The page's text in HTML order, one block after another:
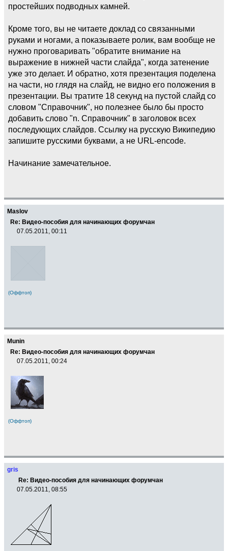
простейших подводных камней.
Кроме того, вы не читаете доклад со связанными
руками и ногами, а показываете ролик, вам вообще не
нужно проговаривать "обратите внимание на
выражение в нижней части слайда", когда затенение
уже это делает. И обратно, хотя презентация поделена
на части, но глядя на слайд, не видно его положения в
презентации. Вы тратите 18 секунд на пустой слайд со
словом "Справочник", но полезнее было бы просто
добавить слово "n. Справочник" в заголовок всех
последующих слайдов. Ссылку на русскую Википедию
запишите русскими буквами, а не URL-encode.
Начинание замечательное.
Maslov
Re: Видео-пособия для начинающих форумчан
07.05.2011, 00:11
(Оффтоп)
Munin
Re: Видео-пособия для начинающих форумчан
07.05.2011, 00:24
(Оффтоп)
gris
Re: Видео-пособия для начинающих форумчан
07.05.2011, 08:55